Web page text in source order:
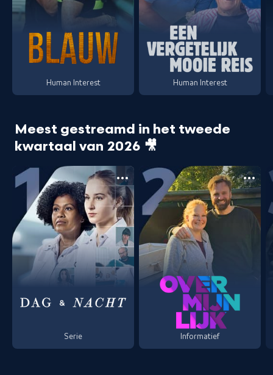
Human Interest Human Interest
Meest gestreamd in het tweede
kwartaal van 2026 🎥
Serie Informatief